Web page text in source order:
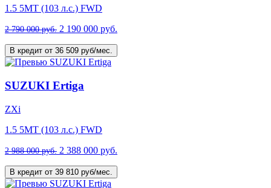
1.5 5MT (103 л.с.) FWD
2 790 000 руб. 2 190 000 руб.
В кредит от 36 509 руб/мес.
SUZUKI Ertiga
ZXi
1.5 5MT (103 л.с.) FWD
2 988 000 руб. 2 388 000 руб.
В кредит от 39 810 руб/мес.